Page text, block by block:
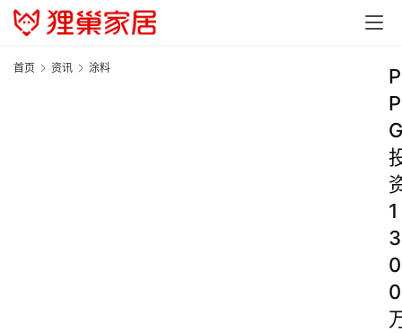
首页 资讯 涂料
P
P
G
1
3
0
0